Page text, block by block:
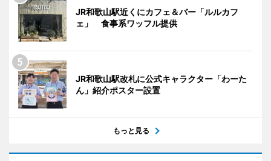
JR和歌山駅近くにカフェ＆バー「ルルカフ
ェ」 食事系ワッフル提供
JR和歌山駅改札に公式キャラクター「わーた
ん」紹介ポスター設置
もっと見る